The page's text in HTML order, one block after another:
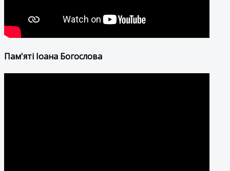
Пам'яті Іоана Богослова